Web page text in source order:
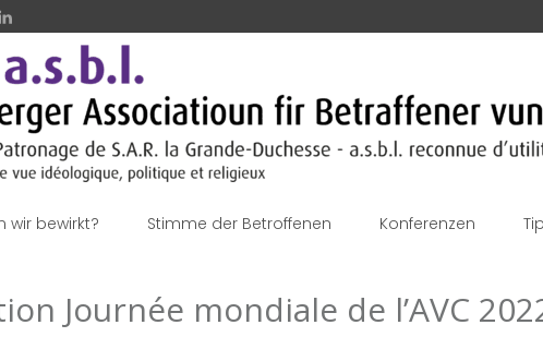
wir bewirkt? Stimme der Betroffenen Konferenzen
Journée mondiale de l’AVC